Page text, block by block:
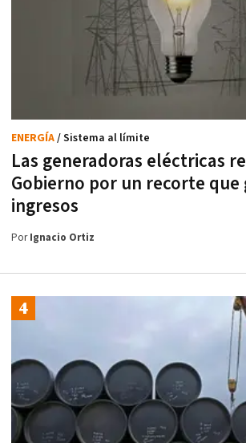
Las generadoras eléctricas
Gobierno por un recorte que
ingresos
ENERGÍA/ Sistema al límite
PorIgnacio Ortiz